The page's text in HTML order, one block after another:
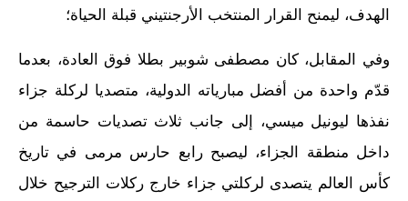
الهدف، ليمنح القرار المنتخب الأرجنتيني قبلة الحياة؛
وفي المقابل، كان مصطفى شوبير بطلا فوق العادة، بعدما
قدّم واحدة من أفضل مبارياته الدولية، متصديا لركلة جزاء
نفذها ليونيل ميسي، إلى جانب ثلاث تصديات حاسمة من
داخل منطقة الجزاء، ليصبح رابع حارس مرمى في تاريخ
كأس العالم يتصدى لركلتي جزاء خارج ركلات الترجيح خلال